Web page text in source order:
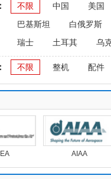
不限 中国 美国
巴基斯坦
白俄罗斯
瑞士
土耳其 乌
不限 整机 配件
AIAA